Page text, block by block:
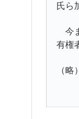
氏ら
今
有権
（略）